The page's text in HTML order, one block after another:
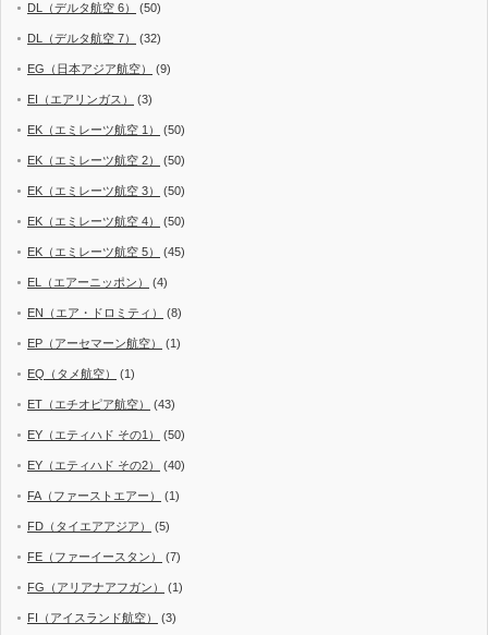
DL（デルタ航空 6） (50)
DL（デルタ航空 7） (32)
EG（日本アジア航空） (9)
EI（エアリンガス） (3)
EK（エミレーツ航空 1） (50)
EK（エミレーツ航空 2） (50)
EK（エミレーツ航空 3） (50)
EK（エミレーツ航空 4） (50)
EK（エミレーツ航空 5） (45)
EL（エアーニッポン） (4)
EN（エア・ドロミティ） (8)
EP（アーセマーン航空） (1)
EQ（タメ航空） (1)
ET（エチオピア航空） (43)
EY（エティハド その1） (50)
EY（エティハド その2） (40)
FA（ファーストエアー） (1)
FD（タイエアアジア） (5)
FE（ファーイースタン） (7)
FG（アリアナアフガン） (1)
FI（アイスランド航空） (3)